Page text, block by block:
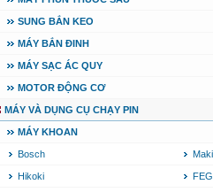
SUNG BẮN KEO
MÁY BẮN ĐINH
MÁY SẠC ÁC QUY
MOTOR ĐỘNG CƠ
MÁY VÀ DỤNG CỤ CHẠY PIN
MÁY KHOAN
Bosch
Hikoki FEG